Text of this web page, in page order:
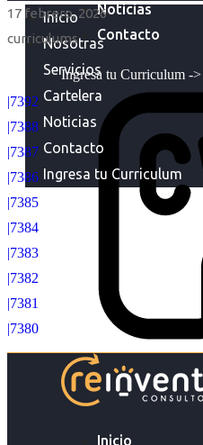
Noticias
Contacto
Ingresa tu Curriculum ->
Inicio
Inicio
Nosotras
Servicios
Cartelera
Noticias
Contacto
Ingresa tu Curriculum
17 febrero, 2026
curriculums
|7392
|7388
|7387
|7386
|7385
|7384
|7383
|7382
|7381
|7380